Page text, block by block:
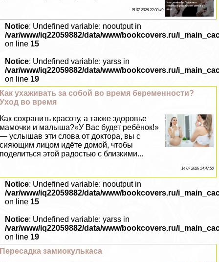
15 07 2026 22:30:49
Notice: Undefined variable: nooutput in
/var/www/iq22059882/data/www/bookcovers.ru/
on line 15
Notice: Undefined variable: yarss in
/var/www/iq22059882/data/www/bookcovers.ru/
on line 19
Как ухаживать за собой во время беременности?
Уход во время
Как сохранить красоту, а также здоровье
мамочки и малыша?«У Вас будет ребёнок!»
— услышав эти слова от доктора, вы с
сияющим лицом идёте домой, чтобы
поделиться этой радостью с близкими...
14 07 2026 14:47:50
Notice: Undefined variable: nooutput in
/var/www/iq22059882/data/www/bookcovers.ru/
on line 15
Notice: Undefined variable: yarss in
/var/www/iq22059882/data/www/bookcovers.ru/
on line 19
Пересадка замиокулькаса